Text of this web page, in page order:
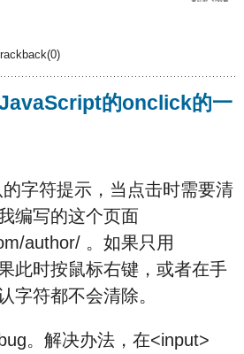
的onclick的一
字符提示，当点击时需要清
编写的这个页面
author/ 。如果只用
此时按鼠标右键，或者在手
字符都不会清除。
。解决办法，在<input>